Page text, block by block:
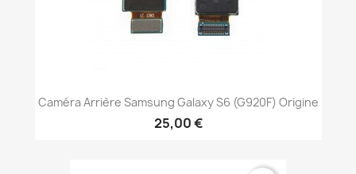
Caméra Arrière Samsung Galaxy S6 (G920F) Origine
25,00 €